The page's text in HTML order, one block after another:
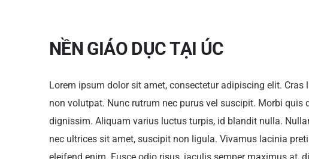
NỀN GIÁO DỤC TẠI ÚC
Lorem ipsum dolor sit amet, consectetur adipiscing elit. Cras
non volutpat. Nunc rutrum nec purus vel suscipit. Morbi quis
dignissim. Aliquam varius luctus turpis, id blandit nulla.
nec ultrices sit amet, suscipit non ligula. Vivamus lacinia